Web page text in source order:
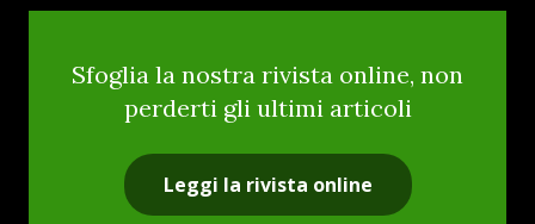
Sfoglia la nostra rivista online, non
perderti gli ultimi articoli
Leggi la rivista online